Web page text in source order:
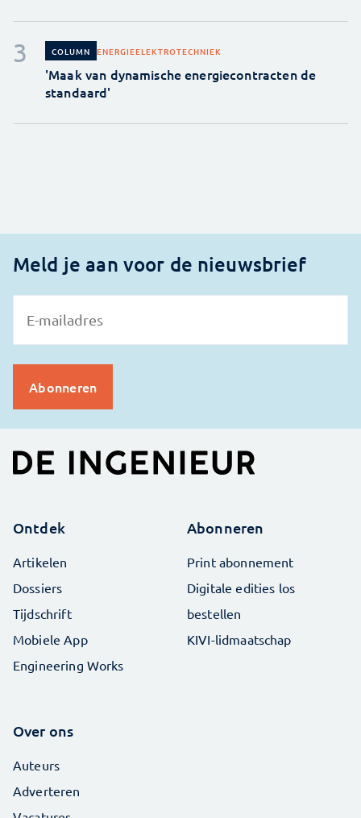
COLUMN ENERGIEELEKTROTECHNIEK
'Maak van dynamische energiecontracten de
standaard'
Meld je aan voor de nieuwsbrief
Ontdek
Artikelen
Dossiers
Tijdschrift
Mobiele App
Engineering Works
Abonneren
Print abonnement
Digitale edities los
bestellen
KIVI-lidmaatschap
Over ons
Auteurs
Adverteren